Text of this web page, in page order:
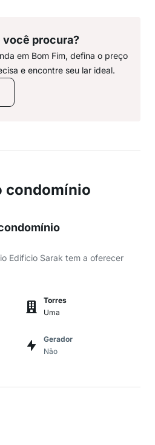
você procura?
em Bom Fim, defina o preço
e encontre seu lar ideal.
condomínio
Edificio Sarak tem a oferecer
Torres
Uma
Gerador
Não